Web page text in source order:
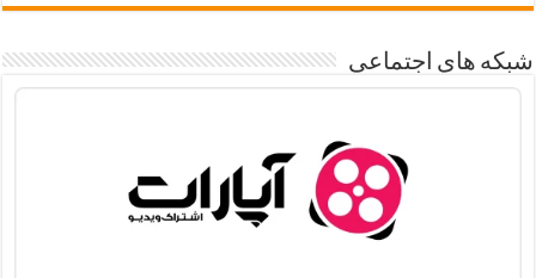
شبکه های اجتماعی